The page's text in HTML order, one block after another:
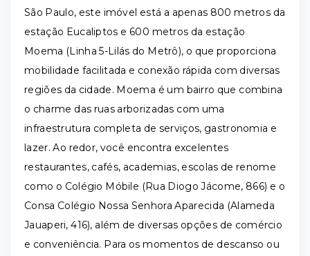
São Paulo, este imóvel está a apenas 800 metros da
estação Eucaliptos e 600 metros da estação
Moema (Linha 5-Lilás do Metrô), o que proporciona
mobilidade facilitada e conexão rápida com diversas
regiões da cidade. Moema é um bairro que combina
o charme das ruas arborizadas com uma
infraestrutura completa de serviços, gastronomia e
lazer. Ao redor, você encontra excelentes
restaurantes, cafés, academias, escolas de renome
como o Colégio Móbile (Rua Diogo Jácome, 866) e o
Consa Colégio Nossa Senhora Aparecida (Alameda
Jauaperi, 416), além de diversas opções de comércio
e conveniência. Para os momentos de descanso ou